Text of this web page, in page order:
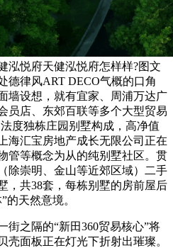
泓悦府天健泓悦府怎样样?图文
德律风ART DECO气概的口角
墙设想，就有宜家、周浦万达广
员店、东郊百联等多个大型贸易
度独栋庄园别墅构成，高净值
海汇宝房地产成长无限公司正在
管等概念为从的纯别墅社区。贯
除崇明、金山等近郊区域）二手
，共38套，每栋别墅的房前屋后
的天然意境。
之隔的“新田360贸易核心”将
壳面板正在灯光下折射出璀璨。